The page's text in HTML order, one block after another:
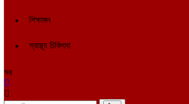
শিক্ষাঙ্গন
স্বাস্থ্য চিকিৎসা
সব